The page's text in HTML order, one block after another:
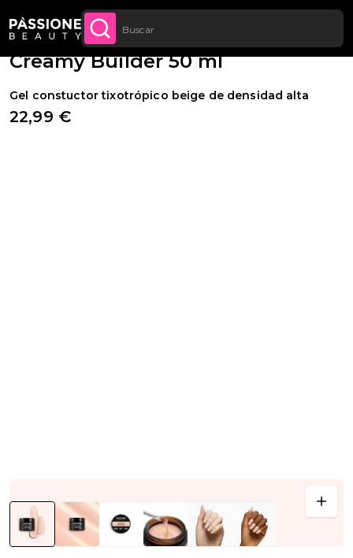
Descuento cantidad: desde un -5 % en todos
los pedidos a partir de 250 €
Migaja de pan
Geles y acrílicos · Builder gel
Creamy Builder 50 ml
Gel constuctor tixotrópico beige de densidad alta
22,99 €